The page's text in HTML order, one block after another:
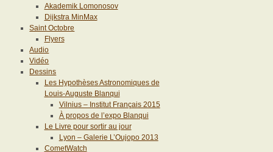
Akademik Lomonosov
Dijkstra MinMax
Saint Octobre
Flyers
Audio
Vidéo
Dessins
Les Hypothèses Astronomiques de
Louis-Auguste Blanqui
Vilnius – Institut Français 2015
À propos de l’expo Blanqui
Le Livre pour sortir au jour
Lyon – Galerie L’Oujopo 2013
CometWatch